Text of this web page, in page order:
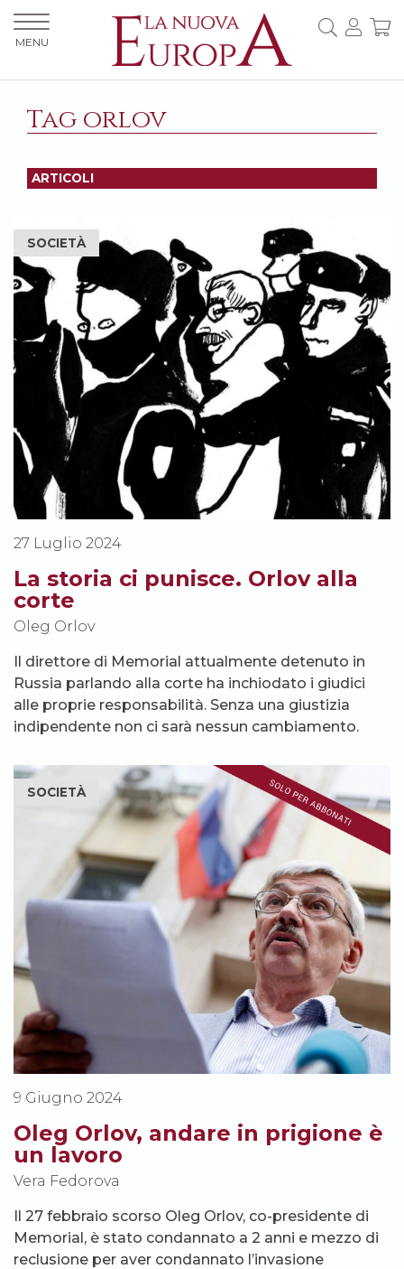
Tag orlov
ARTICOLI
SOCIETÀ
27 Luglio 2024
La storia ci punisce. Orlov alla
corte
Oleg Orlov
Il direttore di Memorial attualmente detenuto in
Russia parlando alla corte ha inchiodato i giudici
alle proprie responsabilità. Senza una giustizia
indipendente non ci sarà nessun cambiamento.
SOCIETÀ
9 Giugno 2024
Oleg Orlov, andare in prigione è
un lavoro
Vera Fedorova
Il 27 febbraio scorso Oleg Orlov, co-presidente di
Memorial, è stato condannato a 2 anni e mezzo di
reclusione per aver condannato l’invasione
MENU